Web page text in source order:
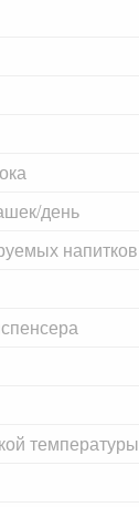
день
напитков
температуры